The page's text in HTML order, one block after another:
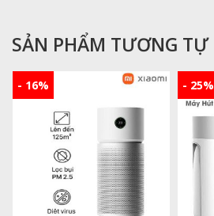
SẢN PHẨM TƯƠNG TỰ
- 16% - 25%